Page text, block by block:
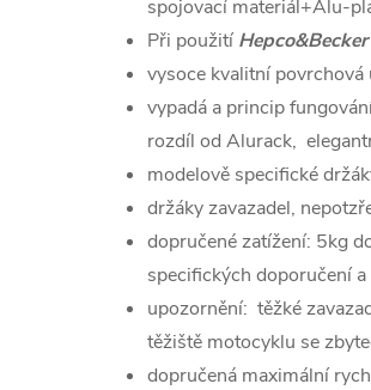
spojovací materiál+Alu-
Při použití
vysoce kvalitní povrchová
vypadá a princip
rozdíl od Alurack,
modelově specifické
držáky zavazadel,
dopručené zatížení: 5kg
specifických doporučení
upozornění: těžké
těžiště motocyklu se
dopručená maximální